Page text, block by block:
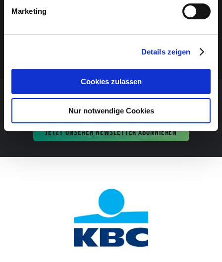
Marketing
Details zeigen
Cookies zulassen
Nur notwendige Cookies
VERANSTALTUNG VERPASST?
JETZT UNSEREN NEWSLETTER ABONNIEREN